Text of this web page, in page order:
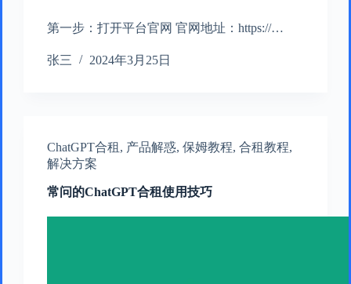
第一步：打开平台官网 官网地址：https://…
张三 2024年3月25日
ChatGPT合租 , 产品解惑, 保姆教程, 合租教程,
解决方案
常问的ChatGPT合租使用技巧